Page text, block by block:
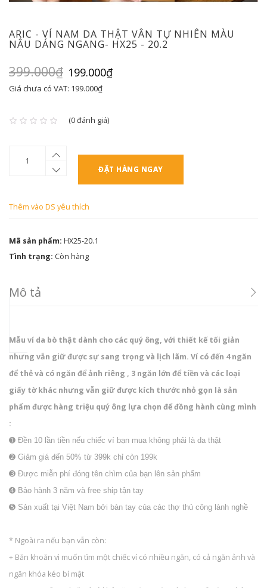
ARIC - VÍ NAM DA THẬT VÂN TỰ NHIÊN MÀU
NÂU DÁNG NGANG- HX25 - 20.2
399.000₫ 199.000₫
Giá chưa có VAT: 199.000₫
(0 đánh giá)
ĐẶT HÀNG NGAY
Thêm vào DS yêu thích
Mã sản phẩm: HX25-20.1
Tình trạng: Còn hàng
Mô tả
Mẫu ví da bò thật dành cho các quý ông, với thiết kế tối giản
nhưng vẫn giữ được sự sang trọng và lịch lãm. Ví có đến 4 ngăn
để thẻ và có ngăn để ảnh riêng , 3 ngăn lớn để tiền và các loại
giấy tờ khác nhưng vẫn giữ được kích thước nhỏ gọn là sản
phẩm được hàng triệu quý ông lựa chọn để đồng hành cùng mình
:
➊ Đền 10 lần tiền nếu chiếc ví bạn mua không phải là da thật
➋ Giảm giá đến 50% từ 399k chỉ còn 199k
➌ Được miễn phí đóng tên chìm của bạn lên sản phẩm
➍ Bảo hành 3 năm và free ship tận tay
➎ Sản xuất tại Việt Nam bởi bàn tay của các thợ thủ công lành nghề
* Ngoài ra nếu bạn vẫn còn:
+ Băn khoăn vì muốn tìm một chiếc ví có nhiều ngăn, có cả ngăn ảnh và
ngăn khóa kéo bí mật